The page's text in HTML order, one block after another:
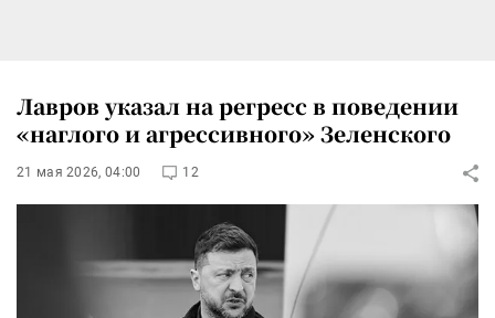
Лавров указал на регресс в поведении
«наглого и агрессивного» Зеленского
21 мая 2026, 04:00 12